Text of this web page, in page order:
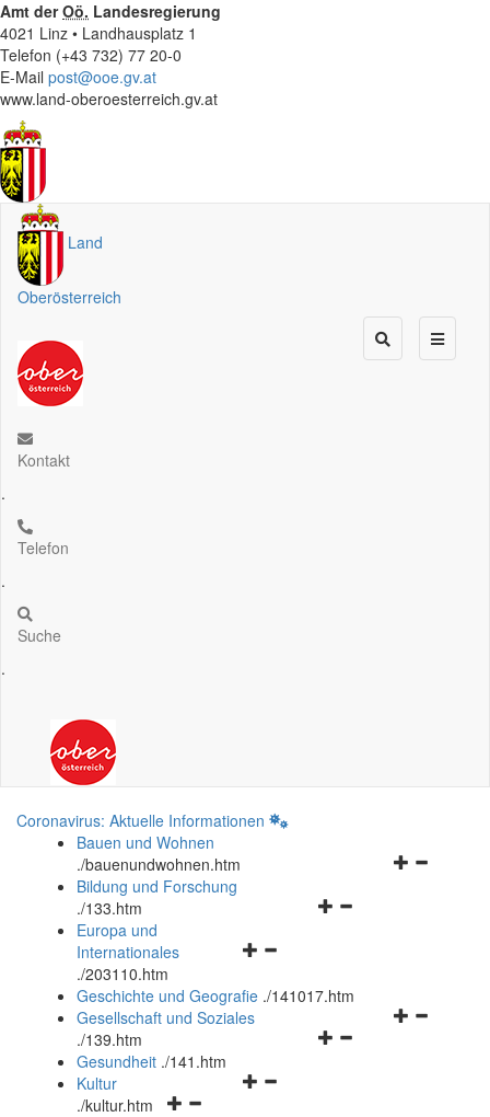
Amt derOö. Landesregierung
4021 Linz • Landhausplatz 1
Telefon (+43 732) 77 20-0
E-Mail post@ooe.gv.at
www.land-oberoesterreich.gv.at
Land
Oberösterreich
Kontakt
.
Telefon
.
Suche
.
Coronavirus: Aktuelle Informationen
Bauen und Wohnen
./bauenundwohnen.htm
Navigationsmenü
Bildung und Forschung
./133.htm
Navigationsmenü
und
schließen
Europa und
Internationales
./203110.htm
Geschichte und Geografie ./141017.htm
Navigationsmenü
Gesellschaft und Soziales
./139.htm
Navigationsmenü
Gesundheit ./141.htm
Navigationsmenü
Kultur
./kultur.htm